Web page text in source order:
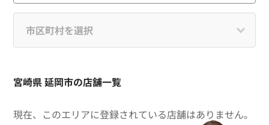
宮崎県 延岡市の店舗一覧
現在、このエリアに登録されている店舗はありません。